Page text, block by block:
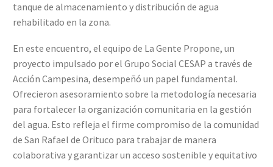
tanque de almacenamiento y distribución de agua
rehabilitado en la zona.
En este encuentro, el equipo de La Gente Propone, un
proyecto impulsado por el Grupo Social CESAP a través de
Acción Campesina, desempeñó un papel fundamental.
Ofrecieron asesoramiento sobre la metodología necesaria
para fortalecer la organización comunitaria en la gestión
del agua. Esto refleja el firme compromiso de la comunidad
de San Rafael de Orituco para trabajar de manera
colaborativa y garantizar un acceso sostenible y equitativo